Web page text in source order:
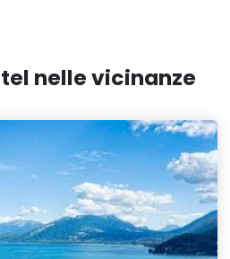
nelle vicinanze